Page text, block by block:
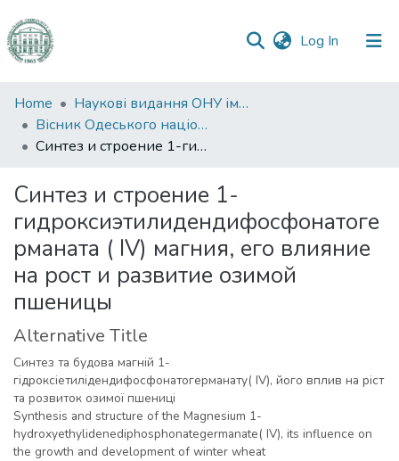
Log In (current)
Communities
&
Collections
Statistics
Home
Наукові видання ОНУ імені І. І. Мечникова
Вісник Одеського національного університету. Хімія
Синтез и строение 1-гидроксиэтилидендифосфонатогерманата ( IV) магния, его влияние на рост и развитие озимой пшеницы
Синтез и строение 1-
гидроксиэтилидендифосфонатоге
рманата ( IV) магния, его влияние
на рост и развитие озимой
пшеницы
Alternative Title
Синтез та будова магній 1-
гідроксіетилідендифосфонатогерманату( IV), його вплив на ріст
та розвиток озимої пшениці
Synthesis and structure of the Magnesium 1-
hydroxyethylidenediphosphonategermanate( IV), its influence on
the growth and development of winter wheat